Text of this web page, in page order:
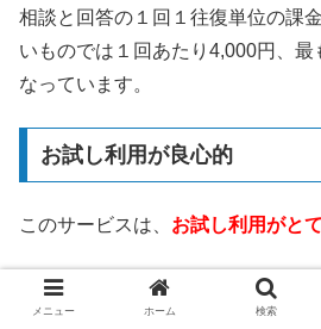
相談と回答の１回１往復単位の課
いものでは１回あたり4,000円、最
なっています。
お試し利用が良心的
このサービスは、 お試し利用がと
3,000円分の無料相談ポイント
メニュー ホーム 検索